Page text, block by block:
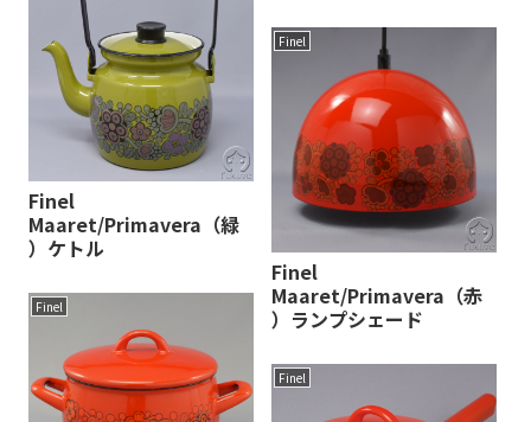
Finel
Maaret/Primavera（緑
）ケトル
Finel
Finel
Maaret/Primavera（赤
）ランプシェード
Finel
Finel